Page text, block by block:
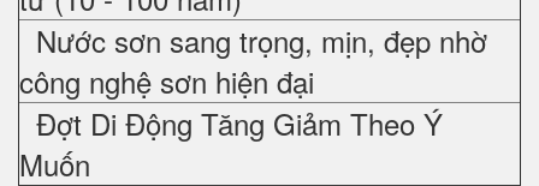
Nước sơn sang trọng, mịn, đẹp nhờ
công nghệ sơn hiện đại
Đợt Di Động Tăng Giảm Theo Ý
Muốn